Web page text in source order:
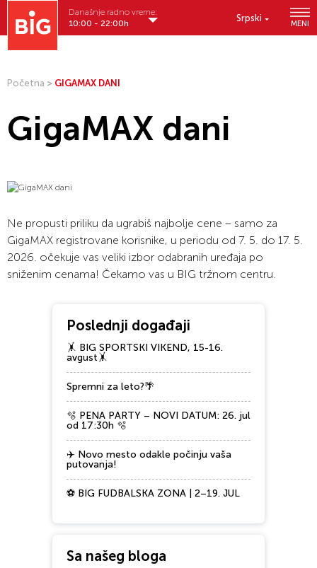
Srpski
MENI
Današnje radno vreme:
10:00 - 22:00h
Početna > GIGAMAX DANI
GigaMAX dani
Ne propusti priliku da ugrabiš najbolje cene – samo za
GigaMAX registrovane korisnike, u periodu od 7. 5. do 17. 5.
2026. očekuje vas veliki izbor odabranih uređaja po
sniženim cenama! Čekamo vas u BIG tržnom centru.
Poslednji događaji
🤸 BIG SPORTSKI VIKEND, 15-16.
avgust🤸
Spremni za leto?🌴
🫧 PENA PARTY – NOVI DATUM: 26. jul
od 17:30h 🫧
✈️ Novo mesto odakle počinju vaša
putovanja!
⚽ BIG FUDBALSKA ZONA | 2–19. JUL
Sa našeg bloga